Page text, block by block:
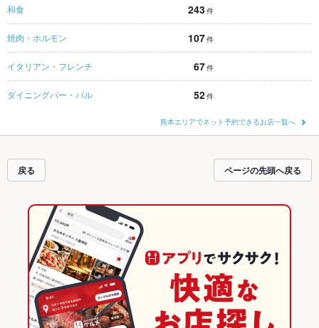
和食 243件
焼肉・ホルモン 107件
イタリアン・フレンチ 67件
ダイニングバー・バル 52件
熊本エリアでネット予約できるお店一覧へ
戻る ページの先頭へ戻る